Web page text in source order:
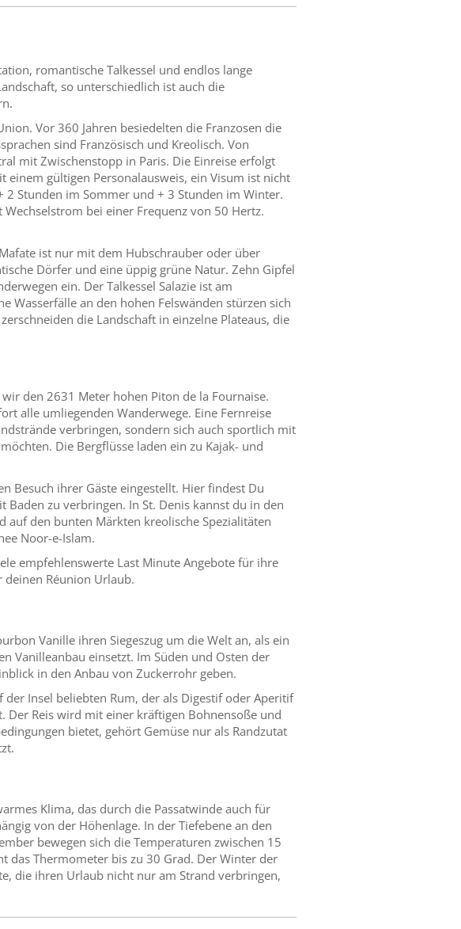
romantische Talkessel und endlos lange
so unterschiedlich ist auch die
Vor 360 Jahren besiedelten die Franzosen die
sind Französisch und Kreolisch. Von
mit Zwischenstopp in Paris. Die Einreise erfolgt
gültigen Personalausweis, ein Visum ist nicht
Stunden im Sommer und + 3 Stunden im Winter.
bei einer Frequenz von 50 Hertz.
ist nur mit dem Hubschrauber oder über
Dörfer und eine üppig grüne Natur. Zehn Gipfel
ein. Der Talkessel Salazie ist am
Wasserfälle an den hohen Felswänden stürzen sich
die Landschaft in einzelne Plateaus, die
den 2631 Meter hohen Piton de la Fournaise.
alle umliegenden Wanderwege. Eine Fernreise
verbringen, sondern sich auch sportlich mit
Die Bergflüsse laden ein zu Kajak- und
Besuch ihrer Gäste eingestellt. Hier findest Du
zu verbringen. In St. Denis kannst du in den
auf den bunten Märkten kreolische Spezialitäten
Noor-e-Islam.
empfehlenswerte Last Minute Angebote für ihre
deinen Réunion Urlaub.
Vanille ihren Siegeszug um die Welt an, als ein
Vanilleanbau einsetzt. Im Süden und Osten der
in den Anbau von Zuckerrohr geben.
Insel beliebten Rum, der als Digestif oder Aperitif
Der Reis wird mit einer kräftigen Bohnensoße und
bietet, gehört Gemüse nur als Randzutat
Klima, das durch die Passatwinde auch für
von der Höhenlage. In der Tiefebene an den
bewegen sich die Temperaturen zwischen 15
das Thermometer bis zu 30 Grad. Der Winter der
die ihren Urlaub nicht nur am Strand verbringen,